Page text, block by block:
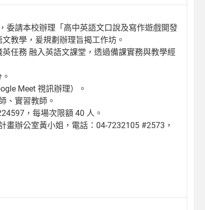
委請本校辦理「高中英語文口說及寫作遊戲開發
教學，爰規劃辦理旨揭工作坊。
任務 融入英語文課堂，透過備課實務與教學經
Meet 視訊辦理）。
、實習教師。
，每場次限額 40 人。
辦公室黃小姐，電話：04-7232105 #2573，